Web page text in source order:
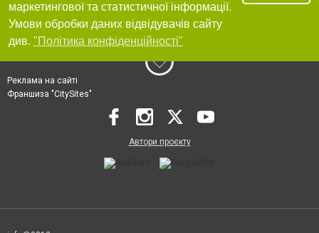
маркетингової та статистичної інформації.
Умови обробки даних відвідувачів сайту
див. "Політика конфіденційності"
Реклама на сайті
Франшиза "CitySites"
Автори проєкту